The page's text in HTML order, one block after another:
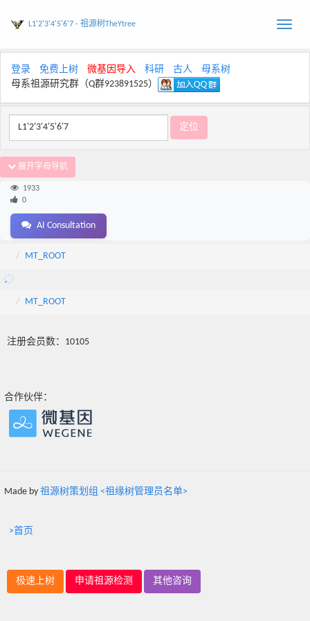
Toggle
L1'2'3'4'5'6'7 - 祖源树TheYtree
登录 免费上树 微基因导入 科研 古人
母系树
母系祖源研究群（Q群923891525）
展开字母导航
1933
0
AI Consultation
MT_ROOT
MT_ROOT
注册会员数：10105
合作伙伴：
Made by 祖源树策划组 <祖缘树管理员名单>
>首页
极速上树 申请祖源检测 其他咨询